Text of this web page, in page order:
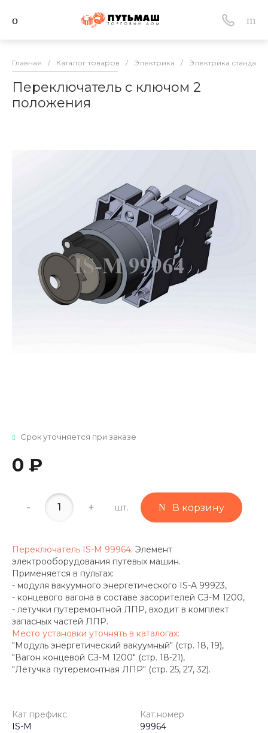
Главная / Каталог товаров / Электрика / Электрика
Переключатель с ключом 2
положения
Срок уточняется при заказе
0 ₽
- + шт. В корзину
Переключатель IS-M 99964. Элемент
электрооборудования путевых машин.
Применяется в пультах:
- модуля вакуумного энергетического IS-A 99923,
- концевого вагона в составе засорителей СЗ-М 1200,
- летучки путеремонтной ЛПР, входит в комплект
запасных частей ЛПР.
Место установки уточнять в каталогах:
"Модуль энергетический вакуумный" (стр. 18, 19),
"Вагон концевой СЗ-М 1200" (стр. 18-21),
"Летучка путеремонтная ЛПР" (стр. 25, 27, 32).
Кат префикс
IS-M
Кат.номер
99964